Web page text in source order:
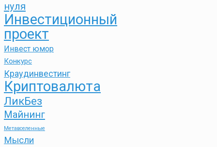
нуля
Инвестиционный
проект
Инвест юмор
Конкурс
Краудинвестинг
Криптовалюта
ЛикБез
Майнинг
Метавселенные
Мысли